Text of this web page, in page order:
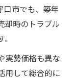
口市でも、築年
却時のトラブル
実勢価格も異な
用して総合的に